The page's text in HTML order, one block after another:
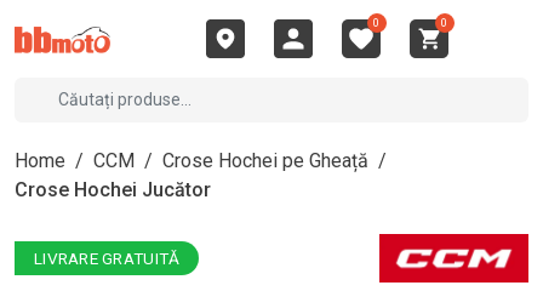
0 0
Home / CCM / Crose Hochei pe Gheață /
Crose Hochei Jucător
LIVRARE GRATUITĂ